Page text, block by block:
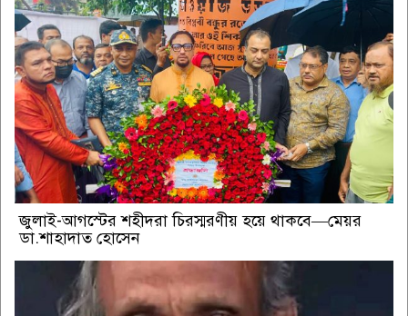
জুলাই-আগস্টের শহীদরা চিরস্মরণীয় হয়ে থাকবে—মেয়র
ডা.শাহাদাত হোসেন